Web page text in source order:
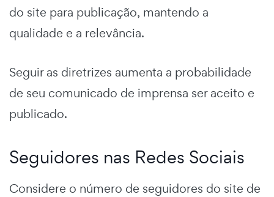
do site para publicação, mantendo a
qualidade e a relevância.
Seguir as diretrizes aumenta a probabilidade
de seu comunicado de imprensa ser aceito e
publicado.
Seguidores nas Redes Sociais
Considere o número de seguidores do site de